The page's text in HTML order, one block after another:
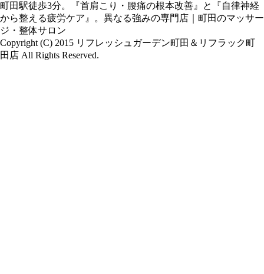
町田駅徒歩3分。『首肩こり・腰痛の根本改善』と『自律神経
から整える疲労ケア』。異なる強みの専門店｜町田のマッサー
ジ・整体サロン
Copyright (C) 2015 リフレッシュガーデン町田＆リフラック町
田店 All Rights Reserved.